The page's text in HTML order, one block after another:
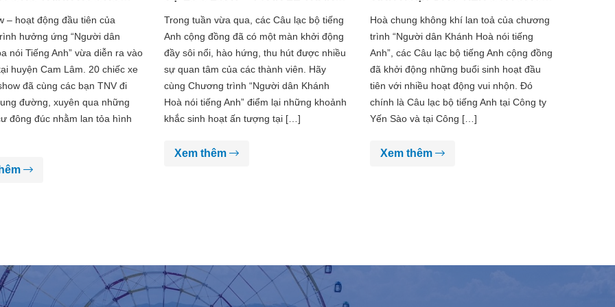
DÂN KHÁNH HÒA
ANH”
– hoạt động đầu tiên của
hưởng ứng “Người dân
nói Tiếng Anh” vừa diễn ra vào
huyện Cam Lâm. 20 chiếc xe
đã cùng các bạn TNV đi
đường, xuyên qua những
đông đúc nhằm lan tỏa hình
CÔNG CỦA CÁC CÂU LẠC BỘ
TIẾNG ANH
Trong tuần vừa qua, các Câu lạc bộ tiếng
Anh cộng đồng đã có một màn khởi động
đầy sôi nổi, hào hứng, thu hút được nhiều
sự quan tâm của các thành viên. Hãy
cùng Chương trình “Người dân Khánh
Hoà nói tiếng Anh” điểm lại những khoảnh
khắc sinh hoạt ấn tượng tại […]
Xem thêm
LẠC BỘ TIẾNG ANH
Hoà chung không khí lan toả của chương
trình “Người dân Khánh Hoà nói tiếng
Anh”, các Câu lạc bộ tiếng Anh cộng đồng
đã khởi động những buổi sinh hoạt đầu
tiên với nhiều hoạt động vui nhộn. Đó
chính là Câu lạc bộ tiếng Anh tại Công ty
Yến Sào và tại Công […]
Xem thêm